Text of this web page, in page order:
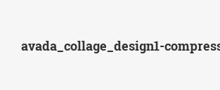
avada_collage_design1-